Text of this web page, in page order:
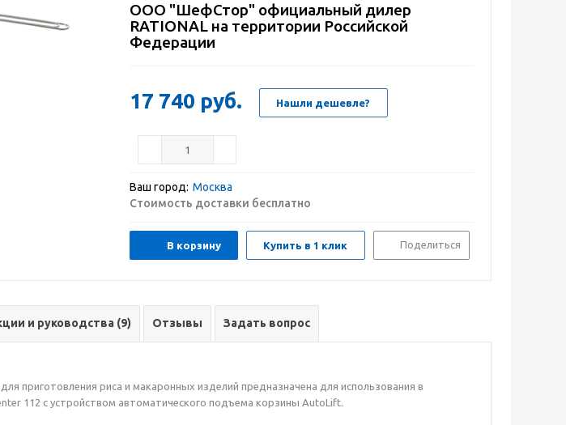
ООО "ШефСтор" официальный дилер
RATIONAL на территории Российской
Федерации
17 740 руб. Нашли дешевле?
Ваш город: Москва
Стоимость доставки бесплатно
В корзину Купить в 1 клик Поделиться
и руководства (9) Отзывы Задать вопрос
приготовления риса и макаронных изделий предназначена для использования в
112 с устройством автоматического подъема корзины AutoLift.